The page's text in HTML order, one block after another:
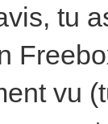
tu
vu